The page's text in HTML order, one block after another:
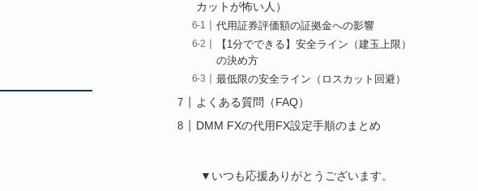
カットが怖い人）
代用証券評価額の証拠金への影響
【1分でできる】安全ライン（建玉上限）
の決め方
最低限の安全ライン（ロスカット回避）
よくある質問（FAQ）
DMM FXの代用FX設定手順のまとめ
▼いつも応援ありがとうございます。